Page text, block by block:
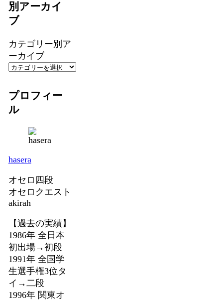
別アーカイ
ブ
カテゴリー別ア
ーカイブ
プロフィー
ル
hasera
オセロ四段
オセロクエスト
akirah
【過去の実績】
1986年 全日本
初出場→初段
1991年 全国学
生選手権3位タ
イ→二段
1996年 関東オ